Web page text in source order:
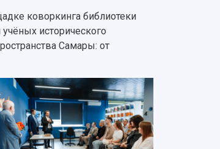
коворкинга библиотеки
исторического
Самары: от